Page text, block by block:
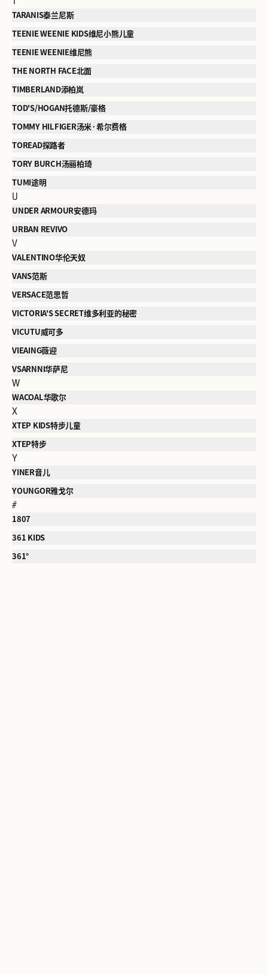
TARANIS泰兰尼斯
TEENIE WEENIE KIDS维尼小熊儿童
TEENIE WEENIE维尼熊
THE NORTH FACE北面
TIMBERLAND添柏岚
TOD'S/HOGAN托德斯/豪格
TOMMY HILFIGER汤米·希尔费格
TOREAD探路者
TORY BURCH汤丽柏琦
TUMI途明
U
UNDER ARMOUR安德玛
URBAN REVIVO
V
VALENTINO华伦天奴
VANS范斯
VERSACE范思哲
VICTORIA'S SECRET维多利亚的秘密
VICUTU威可多
VIEAING薇迎
VSARNNI华萨尼
W
WACOAL华歌尔
X
XTEP KIDS特步儿童
XTEP特步
Y
YINER音儿
YOUNGOR雅戈尔
#
1807
361 KIDS
361°